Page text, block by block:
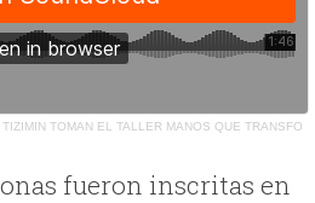
TOMAN EL TALLER MANOS QUE TRANSFO
fueron inscritas en